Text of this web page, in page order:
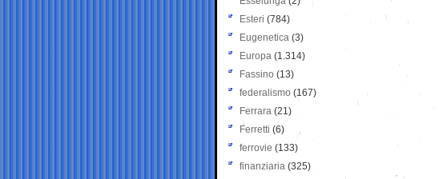
Esteri (784)
Eugenetica (3)
Europa (1.314)
Fassino (13)
federalismo (167)
Ferrara (21)
Ferretti (6)
ferrovie (133)
finanziaria (325)